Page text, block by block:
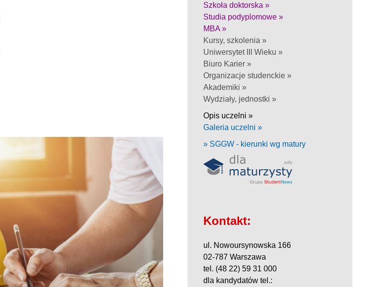
Szkoła doktorska »
Studia podyplomowe »
MBA »
Kursy, szkolenia »
Uniwersytet III Wieku »
Biuro Karier »
Organizacje studenckie »
Akademiki »
Wydziały, jednostki »
Opis uczelni »
Galeria uczelni »
» SGGW - kierunki wg matury
Kontakt:
ul. Nowoursynowska 166
02-787 Warszawa
tel. (48 22) 59 31 000
dla kandydatów tel.: